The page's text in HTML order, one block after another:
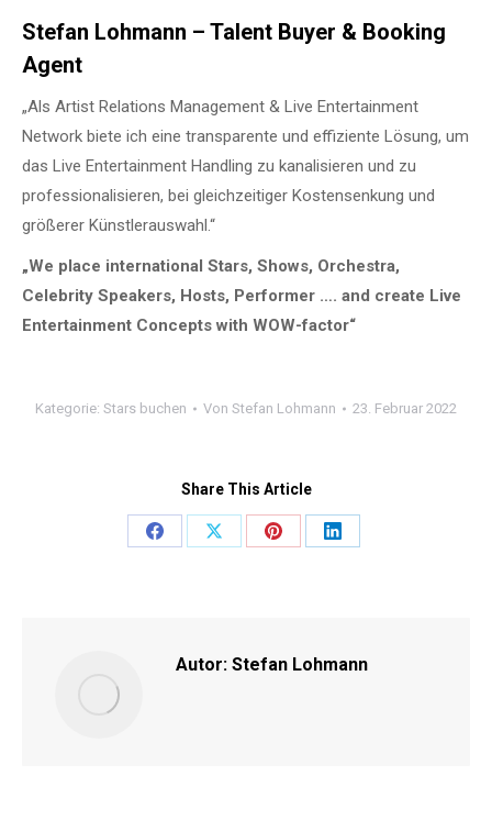
Stefan Lohmann – Talent Buyer & Booking
Agent
„Als Artist Relations Management & Live Entertainment
Network biete ich eine transparente und effiziente Lösung, um
das Live Entertainment Handling zu kanalisieren und zu
professionalisieren, bei gleichzeitiger Kostensenkung und
größerer Künstlerauswahl.“
„We place international Stars, Shows, Orchestra,
Celebrity Speakers, Hosts, Performer …. and create Live
Entertainment Concepts with WOW-factor“
Kategorie: Stars buchen Von Stefan Lohmann 23. Februar 2022
Share This Article
Share
Share
Share
Share
Autor: Stefan Lohmann